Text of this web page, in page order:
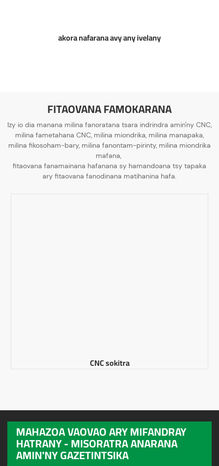
akora nafarana avy any ivelany
FITAOVANA FAMOKARANA
Izy io dia manana milina fanoratana tsara indrindra amin'ny CNC,
milina fametahana CNC, milina miondrika, milina manapaka,
milina fikosoham-bary, milina fanontam-pirinty, milina miondrika
mafana,
fitaovana fanamainana hafanana sy hamandoana tsy tapaka
ary fitaovana fanodinana matihanina hafa.
CNC sokitra
MAHAZOA VAOVAO ARY MIFANDRAY
HATRANY - MISORATRA ANARANA
AMIN'NY GAZETINTSIKA